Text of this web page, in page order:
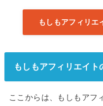
もしもアフィリエ
もしもアフィリエイト
ここからは、もしもアフ